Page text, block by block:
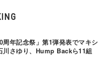
周年記念祭」第1弾発表でマキシ
川さゆり、Hump Backら11組